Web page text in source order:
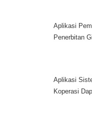
Aplikasi
Penerbitan
Aplikasi
Koperasi